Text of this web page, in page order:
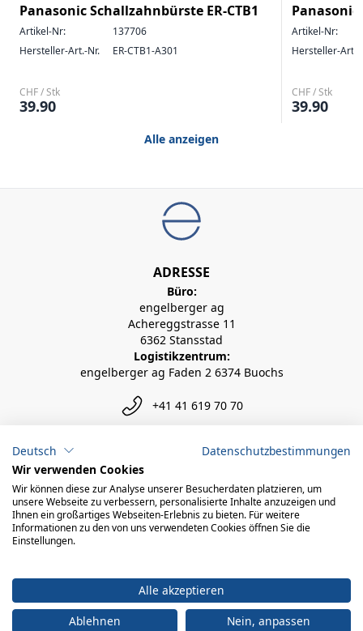
Panasonic Schallzahnbürste ER-CTB1
Artikel-Nr:
137706
Hersteller-Art.-Nr.
ER-CTB1-A301
CHF / Stk
39.90
Panasonic
Artikel-Nr:
Hersteller-Art.-
CHF / Stk
39.90
Alle anzeigen
ADRESSE
Büro:
engelberger ag
Achereggstrasse 11
6362 Stansstad
Logistikzentrum:
engelberger ag Faden 2 6374 Buochs
+41 41 619 70 70
info@engelberger.ch
© 2026 engelberger ag
Deutsch
Datenschutzbestimmungen
Wir verwenden Cookies
Wir können diese zur Analyse unserer Besucherdaten platzieren, um
unsere Webseite zu verbessern, personalisierte Inhalte anzuzeigen und
Ihnen ein großartiges Webseiten-Erlebnis zu bieten. Für weitere
Informationen zu den von uns verwendeten Cookies öffnen Sie die
Einstellungen.
Alle akzeptieren
Ablehnen
Nein, anpassen